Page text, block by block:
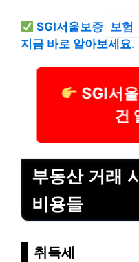
SGI서울보증 보험
지금 바로 알아보세요.
SGI서
건
부동산 거래
비용들
취득세